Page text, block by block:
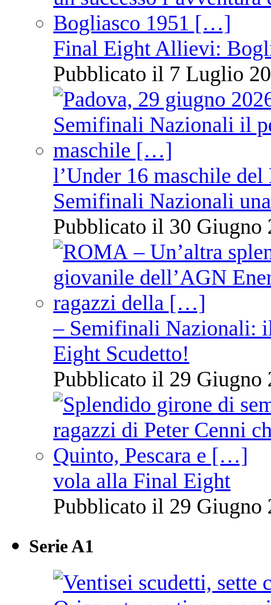
Final Eight Allievi:
Pubblicato il 7 Luglio
l’Under 16 maschile
Semifinali Nazionali
Pubblicato il 30 Giugno
– Semifinali Nazionali:
Eight Scudetto!
Pubblicato il 29 Giugno
vola alla Final Eight
Pubblicato il 29 Giugno
Serie A1